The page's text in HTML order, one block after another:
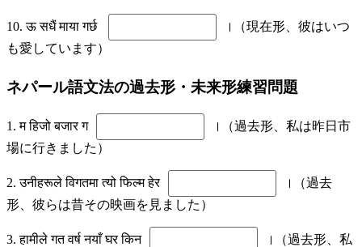
10. ऊ सधैं माया गर्छ
।（現在形、彼はいつ
も愛しています）
ネパール語文法の過去形・未来形練習問題
1. म हिजो बजार ग
।（過去形、私は昨日市
場に行きました）
2. उनीहरूले विगतमा त्यो फिल्म हेर
।（過去
形、彼らは昔その映画を見ました）
3. हामीले गत वर्ष नयाँ घर किन
।（過去形、私